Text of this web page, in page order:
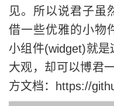
见。所以说君子虽
借一些优雅的小物
小组件(widget)就
大观，却可以博
方文档：https://